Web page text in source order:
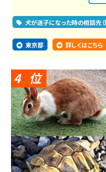
犬が迷子になった時の相談先（
東京都 詳しくはこちら
4